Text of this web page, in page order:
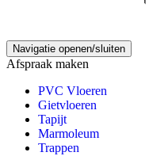
Navigatie openen/sluiten
Afspraak maken
PVC Vloeren
Gietvloeren
Tapijt
Marmoleum
Trappen